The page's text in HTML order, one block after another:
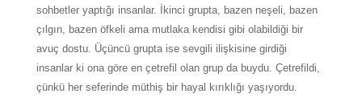
sohbetler yaptığı insanlar. İkinci grupta, bazen neşeli, bazen
çılgın, bazen öfkeli ama mutlaka kendisi gibi olabildiği bir
avuç dostu. Üçüncü grupta ise sevgili ilişkisine girdiği
insanlar ki ona göre en çetrefil olan grup da buydu. Çetrefildi,
çünkü her seferinde müthiş bir hayal kırıklığı yaşıyordu.